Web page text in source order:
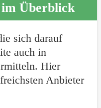
Überblick
sich darauf
auch in
Hier
Anbieter